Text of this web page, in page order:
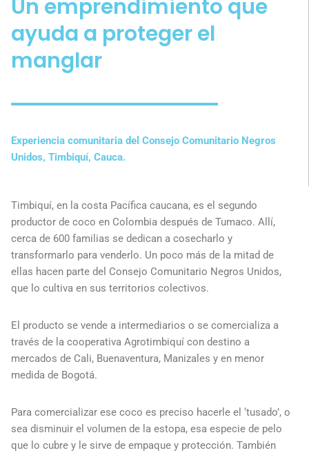
Un emprendimiento que
ayuda a proteger el
manglar
Experiencia comunitaria del Consejo Comunitario Negros
Unidos, Timbiquí, Cauca.
Timbiquí, en la costa Pacífica caucana, es el segundo
productor de coco en Colombia después de Tumaco. Allí,
cerca de 600 familias se dedican a cosecharlo y
transformarlo para venderlo. Un poco más de la mitad de
ellas hacen parte del Consejo Comunitario Negros Unidos,
que lo cultiva en sus territorios colectivos.
El producto se vende a intermediarios o se comercializa a
través de la cooperativa Agrotimbiquí con destino a
mercados de Cali, Buenaventura, Manizales y en menor
medida de Bogotá.
Para comercializar ese coco es preciso hacerle el ‘tusado’, o
sea disminuir el volumen de la estopa, esa especie de pelo
que lo cubre y le sirve de empaque y protección. También